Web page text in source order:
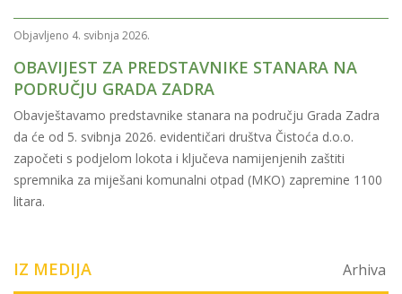
Objavljeno 4. svibnja 2026.
OBAVIJEST ZA PREDSTAVNIKE STANARA NA
PODRUČJU GRADA ZADRA
Obavještavamo predstavnike stanara na području Grada Zadra
da će od 5. svibnja 2026. evidentičari društva Čistoća d.o.o.
započeti s podjelom lokota i ključeva namijenjenih zaštiti
spremnika za miješani komunalni otpad (MKO) zapremine 1100
litara.
IZ MEDIJA Arhiva